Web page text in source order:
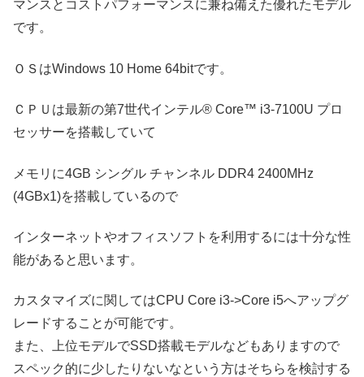
マンスとコストパフォーマンスに兼ね備えた優れたモデル
です。
ＯＳはWindows 10 Home 64bitです。
ＣＰＵは最新の第7世代インテル® Core™ i3-7100U プロ
セッサーを搭載していて
メモリに4GB シングル チャンネル DDR4 2400MHz
(4GBx1)を搭載しているので
インターネットやオフィスソフトを利用するには十分な性
能があると思います。
カスタマイズに関してはCPU Core i3->Core i5へアップグ
レードすることが可能です。
また、上位モデルでSSD搭載モデルなどもありますので
スペック的に少したりないなという方はそちらを検討する